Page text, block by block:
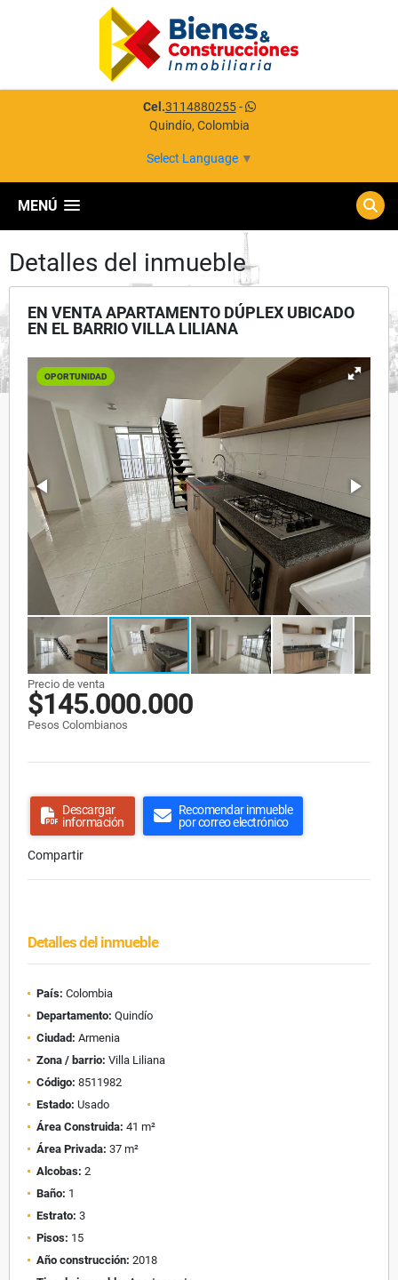
Cel.3114880255-
Quindío, Colombia
Select Language ▼
MENÚ
Detalles del inmueble
EN VENTA APARTAMENTO DÚPLEX UBICADO
EN EL BARRIO VILLA LILIANA
OPORTUNIDAD
Precio de venta
$145.000.000
Pesos Colombianos
Descargar
información
Recomendar inmueble
por correo electrónico
Compartir
Detalles del inmueble
País: Colombia
Departamento: Quindío
Ciudad: Armenia
Zona / barrio: Villa Liliana
Código: 8511982
Estado: Usado
Área Construida: 41 m²
Área Privada: 37 m²
Alcobas: 2
Baño: 1
Estrato: 3
Pisos: 15
Año construcción: 2018